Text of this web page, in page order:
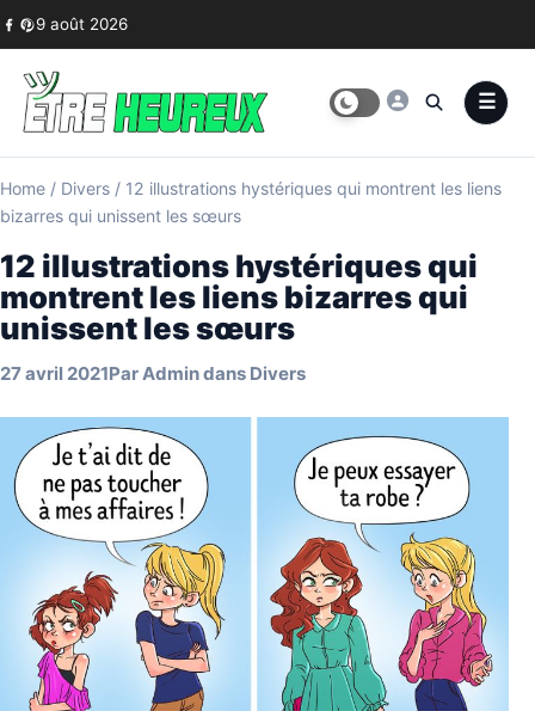
Skip to content
9 août 2026
Home / Divers / 12 illustrations hystériques qui montrent les liens
bizarres qui unissent les sœurs
12 illustrations hystériques qui
montrent les liens bizarres qui
unissent les sœurs
27 avril 2021ParAdmindans Divers